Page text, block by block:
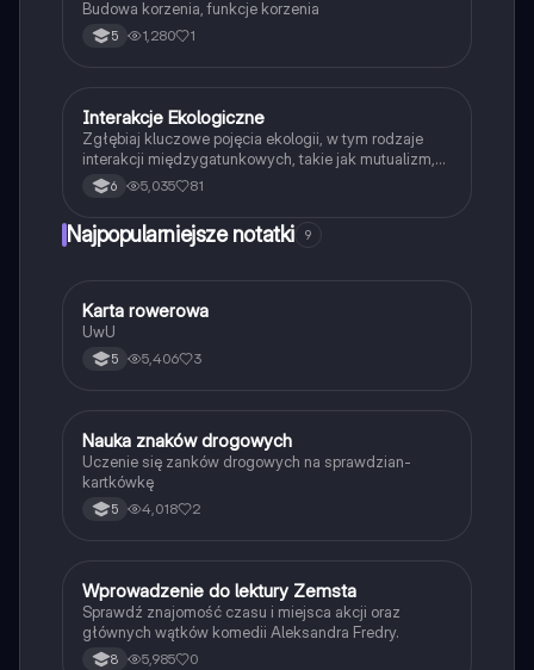
Budowa korzenia, funkcje korzenia
5 1,280 1
Biologia
Interakcje Ekologiczne
Zgłębiaj kluczowe pojęcia ekologii, w tym rodzaje
interakcji międzygatunkowych, takie jak mutualizm,
komensalizm, drapieżnictwo i pasożytnictwo.
Dowiedz się o strukturze populacji, ekosystemach
studentów biologii i ekologii. Typ: podsumowanie.
6 5,035 81
Najpopularniejsze notatki 9
KTechnika
Karta rowerowa
UwU
5 5,406 3
NTechnika
Nauka znaków drogowych
Uczenie się zanków drogowych na sprawdzian-
kartkówkę
5 4,018 2
WJęzyk polski
Wprowadzenie do lektury Zemsta
Sprawdź znajomość czasu i miejsca akcji oraz
głównych wątków komedii Aleksandra Fredry.
8 5,985 0